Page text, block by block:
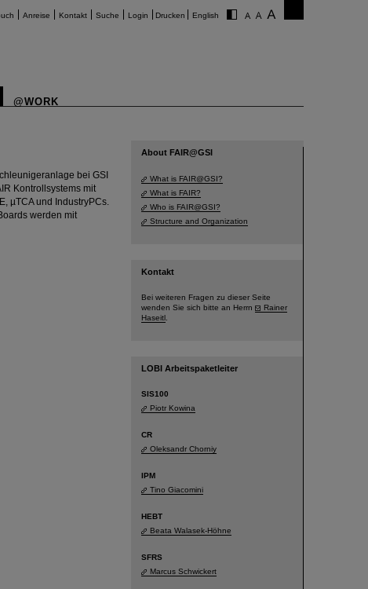
Anreise Kontakt Suche Login Drucken English
@WORK
bei GSI
Kontrollsystems mit
µTCA und IndustryPCs.
werden mit
About FAIR@GSI
What is FAIR@GSI?
What is FAIR?
Who is FAIR@GSI?
Structure and Organization
Kontakt
Bei weiteren Fragen zu dieser Seite
wenden Sie sich bitte an Herrn
Rainer
Haseitl
LOBI Arbeitspaketleiter
SIS100
Piotr Kowina
CR
Oleksandr Chorniy
IPM
Tino Giacomini
HEBT
Beata Walasek-Höhne
SFRS
Marcus Schwickert